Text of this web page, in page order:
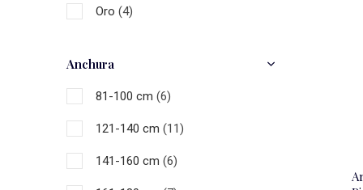
Oro (4)
Anchura
81-100 cm (6)
121-140 cm (11)
141-160 cm (6)